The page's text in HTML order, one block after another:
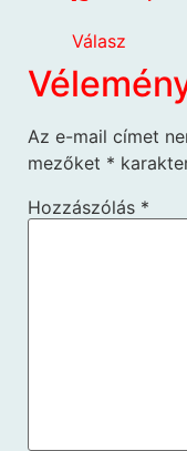
Válasz
Az e-mail címet
mezőket *
Hozzászólás *